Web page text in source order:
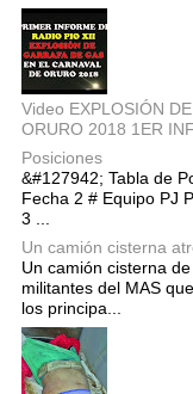
Video EXPLOSIÓN
ORURO 2018 1ER
Posiciones
&#127942; Tabla de
Fecha 2 # Equipo PJ
3 ...
Un camión cisterna
Un camión cisterna
militantes del MAS
los principa...